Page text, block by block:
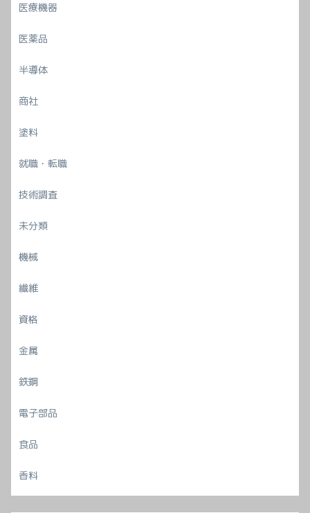
医療機器
医薬品
半導体
商社
塗料
就職・転職
技術調査
未分類
機械
繊維
資格
金属
鉄鋼
電子部品
食品
香料